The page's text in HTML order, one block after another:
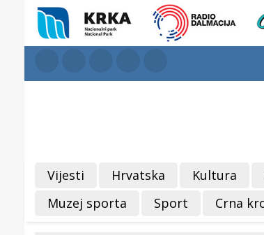
Vijesti Hrvatska Kultura
Muzej sporta
Sport Crna